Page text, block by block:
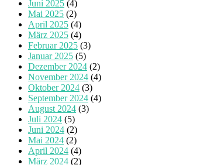
Juni 2025 (4)
Mai 2025 (2)
April 2025 (4)
März 2025 (4)
Februar 2025 (3)
Januar 2025 (5)
Dezember 2024 (2)
November 2024 (4)
Oktober 2024 (3)
September 2024 (4)
August 2024 (3)
Juli 2024 (5)
Juni 2024 (2)
Mai 2024 (2)
April 2024 (4)
März 2024 (2)